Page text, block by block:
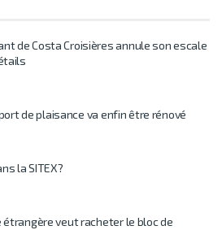
de Costa Croisières annule son escale
port de plaisance va enfin être rénové
la SITEX?
veut racheter le bloc de